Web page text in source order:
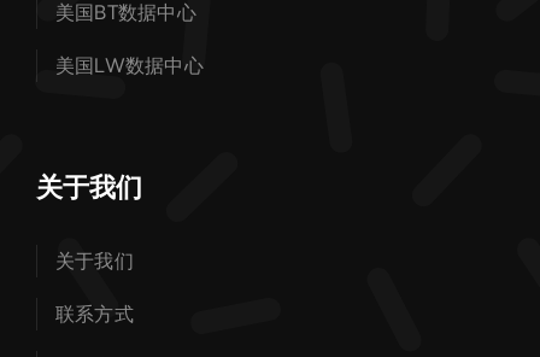
美国BT数据中心
美国LW数据中心
关于我们
关于我们
联系方式